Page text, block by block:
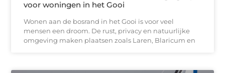
voor woningen in het Gooi
Wonen aan de bosrand in het Gooi is voor veel
mensen een droom. De rust, privacy en natuurlijke
omgeving maken plaatsen zoals Laren, Blaricum en